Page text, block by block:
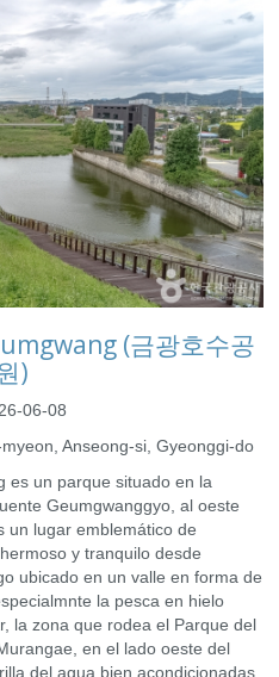
(금광호수공
)
06-08
Anseong-si, Gyeonggi-do
es un parque situado en la
Geumgwanggyo, al oeste
un lugar emblemático de
y tranquilo desde
ubicado en un valle en forma de
la pesca en hielo
la zona que rodea el Parque del
en el lado oeste del
del agua bien acondicionadas,